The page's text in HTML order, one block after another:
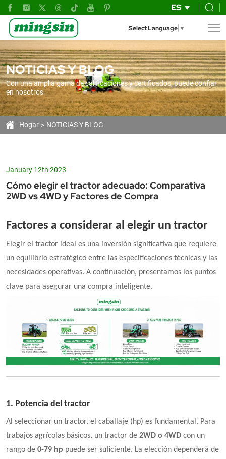
ES
Select Language ▼
Encontrando
su
Máquina
de
Trabajo:
Guía
Definitiva
para
entre
Tractores
2WD
4WD
NOTICIAS Y BLOG
Con una amplia gama de calificaciones y certificados, puede confiar
en nosotros
Hogar NOTICIAS Y BLOG
January 12th 2023
Cómo elegir el tractor adecuado: Comparativa
2WD vs 4WD y Factores de Compra
Factores a considerar al elegir un tractor
Elegir el tractor ideal es una inversión significativa que requiere
un equilibrio estratégico entre las especificaciones técnicas y las
necesidades operativas. A continuación, presentamos los puntos
clave para asegurar una compra inteligente.
1. Potencia del tractor
Al seleccionar un tractor, el caballaje (hp) es fundamental. Para
trabajos agrícolas básicos, un tractor de 2WD o 4WD con un
rango de 0-79 hp puede ser suficiente. La elección dependerá de